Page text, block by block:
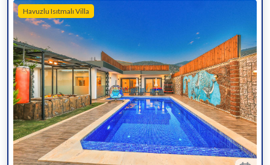
Havuzlu Isıtmalı Villa